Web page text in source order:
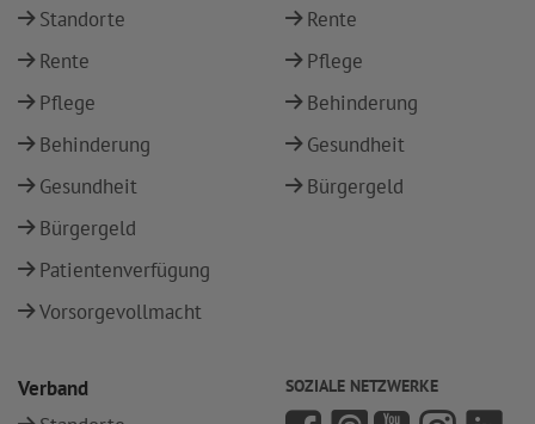
Standorte
Rente
Pflege
Behinderung
Gesundheit
Bürgergeld
Patientenverfügung
Vorsorgevollmacht
Rente
Pflege
Behinderung
Gesundheit
Bürgergeld
Verband
SOZIALE NETZWERKE